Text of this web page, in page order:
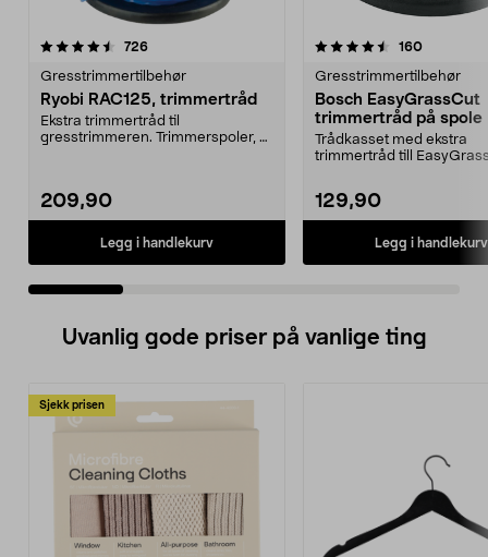
726anmeldelser
Gresstrimmertilbehør
Ryobi RAC125, trimmertråd
Ekstra trimmertråd til
gresstrimmeren. Trimmerspoler, 3
209,90
Legg i handlekurv
4.5 av 5 stjerner 160
Gresstrimmertilbehør
Bosch EasyGrassCut
trimmertråd på spole
Trådkasset med ekstra
trimmertråd till
129,90
Legg i handlekurv
3.5 av 5 stjerner
Uvanlig gode priser på vanlige ting
Sjekk prisen